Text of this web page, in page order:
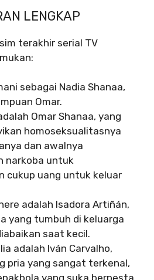
LENGKAP
terakhir serial TV
sebagai Nadia Shanaa,
Omar.
Omar Shanaa, yang
homoseksualitasnya
dan awalnya
narkoba untuk
cukup uang untuk keluar
adalah Isadora Artiñán,
yang tumbuh di keluarga
saat kecil.
adalah Iván Carvalho,
pria yang sangat terkenal,
yang suka berpesta.